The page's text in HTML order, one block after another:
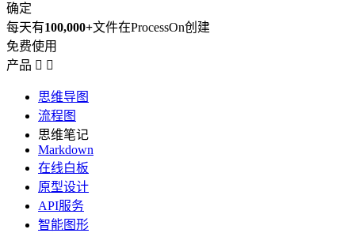
确定
每天有100,000+文件在ProcessOn创建
免费使用
产品  
思维导图
流程图
思维笔记
Markdown
在线白板
原型设计
API服务
智能图形